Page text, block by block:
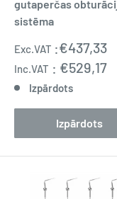
gutaperčas
sistēma
Pārdošanas
cena
Exc.VAT :€437,33
Inc.VAT : €529,17
Izpārdots
Izpārdots